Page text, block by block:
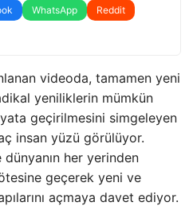
WhatsApp
Reddit
videoda, tamamen yeni
yeniliklerin mümkün
geçirilmesini simgeleyen
insan yüzü görülüyor.
her yerinden
geçerek yeni ve
açmaya davet ediyor.